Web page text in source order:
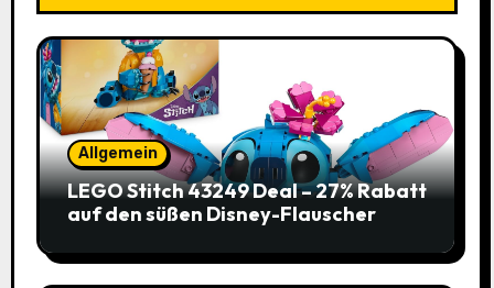
Allgemein
LEGO Stitch 43249 Deal – 27% Rabatt
auf den süßen Disney-Flauscher